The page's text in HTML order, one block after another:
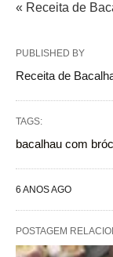
« Receita de
PUBLISHED BY
Receita de
TAGS:
bacalhau com
6 ANOS AGO
POSTAGEM